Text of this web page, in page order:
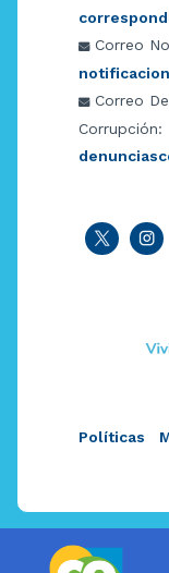
Correo
Correo
Corrupción:
Políticas